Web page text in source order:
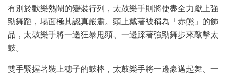
有別於歡樂熱鬧的變裝行列，太鼓樂手則將使盡全力獻上強
勁舞蹈，場面極其認真嚴肅。頭上戴著被稱為「赤熊」的飾
品，太鼓樂手將一邊狂暴甩頭、一邊踩著強勁舞步來敲擊太
鼓。
雙手緊握著裝上穗子的鼓棒，太鼓樂手將一邊豪邁起舞、一